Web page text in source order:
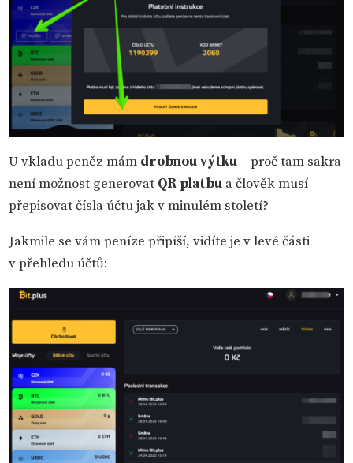
U vkladu peněz mám drobnou výtku – proč tam sakra
není možnost generovat QR platbu a člověk musí
přepisovat čísla účtu jak v minulém století?
Jakmile se vám peníze připíší, vidíte je v levé části
v přehledu účtů: